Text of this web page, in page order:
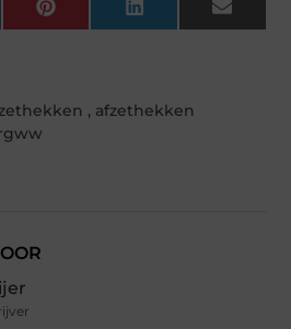
PinterestLinkedIn Email
, afzethekken